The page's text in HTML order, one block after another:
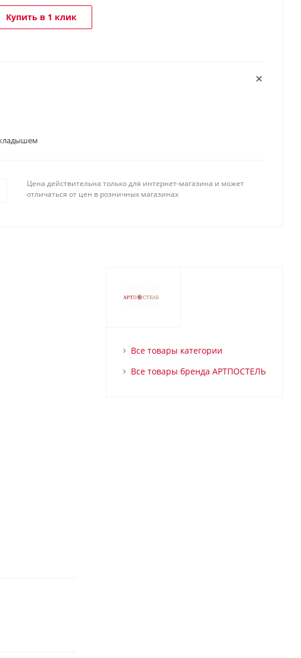
Купить в 1 клик
Цена действительна только для интернет-магазина и может
отличаться от цен в розничных магазинах
Все товары категории
Все товары бренда АРТПОСТЕЛЬ